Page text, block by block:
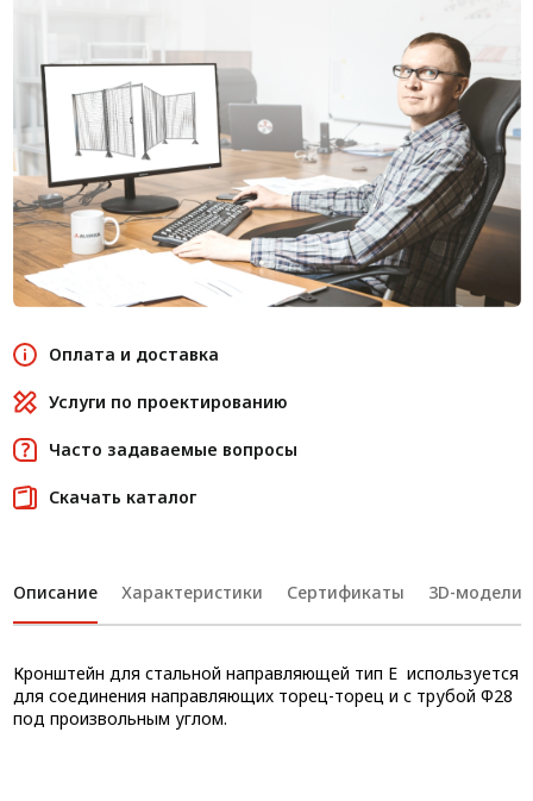
Оплата и доставка
Услуги по проектированию
Часто задаваемые вопросы
Скачать каталог
Описание Характеристики Сертификаты 3D-модели
Кронштейн для стальной направляющей тип E используется
для соединения направляющих торец-торец и с трубой Ф28
под произвольным углом.